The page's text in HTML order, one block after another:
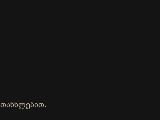
თანხლებით.